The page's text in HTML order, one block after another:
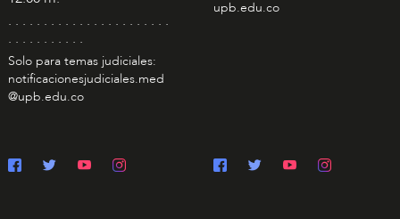
. . . . . . . . . . . . . . . . . . . . . . .
. . . . . . . . . . .
Solo para temas judiciales:
notificacionesjudiciales.med
@upb.edu.co
upb.edu.co